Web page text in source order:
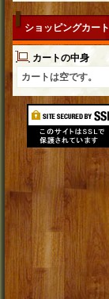
ショッピングカート
カートの中身
カートは空です。